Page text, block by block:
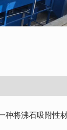
种将沸石吸附性